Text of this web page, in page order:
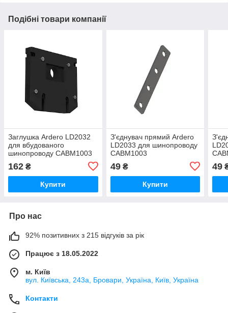
Подібні товари компанії
Заглушка Ardero LD2032
для вбудованого
шинопроводу CABM1003
162 ₴
Купити
З'єднувач прямий Ardero
LD2033 для шинопроводу
CABM1003
49₴
Купити
49
Про нас
92% позитивних з 215 відгуків за рік
Працює з 18.05.2022
м. Київ
вул. Київська, 243а, Бровари, Україна, Київ, Україна
Контакти